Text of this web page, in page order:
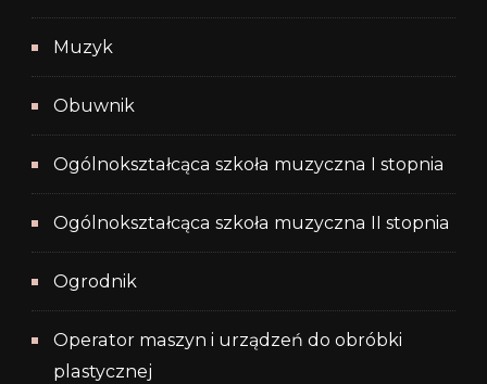
Muzyk
Obuwnik
Ogólnokształcąca szkoła muzyczna I stopnia
Ogólnokształcąca szkoła muzyczna II stopnia
Ogrodnik
Operator maszyn i urządzeń do obróbki
plastycznej